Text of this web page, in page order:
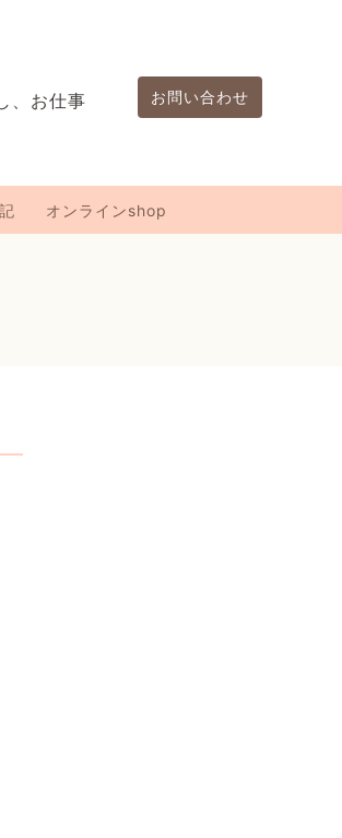
、お仕事
お問い合わせ
オンラインshop